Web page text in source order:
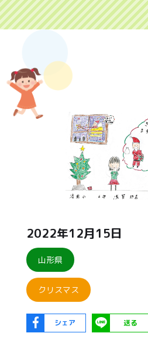
2022年12月15日
山形県
クリスマス
シェア 送る